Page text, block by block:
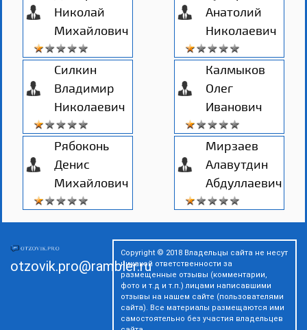
Николай
Михайлович
Силкин
Владимир
Николаевич
Рябоконь
Денис
Михайлович
Анатолий
Николаевич
Калмыков
Олег
Иванович
Мирзаев
Алавутдин
Абдуллаевич
otzovik.pro@rambler.ru
Copyright © 2018 Владельцы сайта не несут
никакой ответственности за
размещенные отзывы (комментарии,
фото и т.д и т.п.) лицами написавшими
отзывы на нашем сайте (пользователями
сайта). Все материалы размещаются ими
самостоятельно без участия владельцев